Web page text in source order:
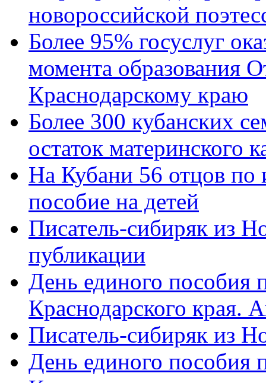
новороссийской
Более 95% госуслуг
момента образования
Краснодарскому краю
Более 300 кубанских
остаток материнского
На Кубани 56 отцов по
пособие на детей
Писатель-сибиряк из
публикации
День единого пособия
Краснодарского края.
Писатель-сибиряк из
День единого пособия